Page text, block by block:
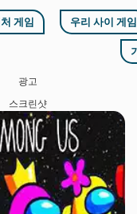
게임 우리 사이 게임
광고
스크린샷